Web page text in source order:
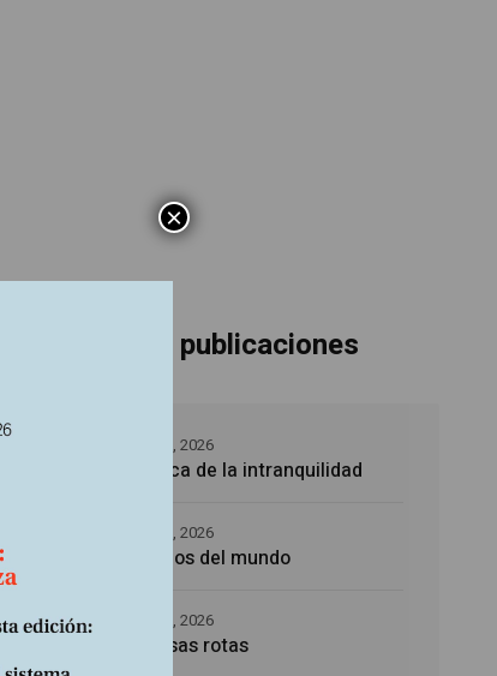
Últimas publicaciones
La época de la intranquilidad
5 agosto, 2026
Los amos del mundo
5 agosto, 2026
Promesas rotas
5 agosto, 2026
×